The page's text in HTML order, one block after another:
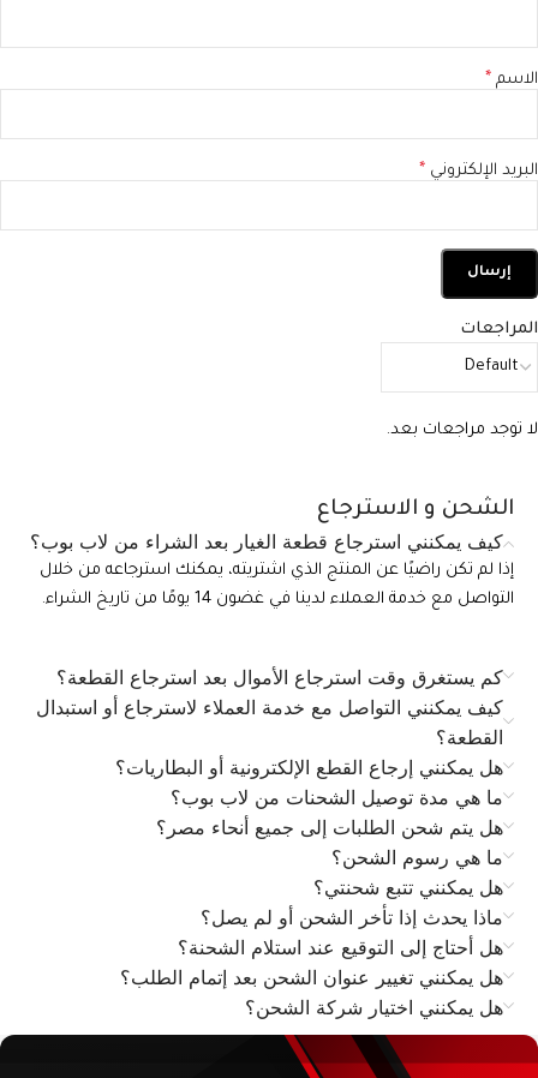
المراجعات
لا توجد مراجعات بعد.
الاسم *
البريد الإلكتروني *
الشحن و الاسترجاع
كيف يمكنني استرجاع قطعة الغيار بعد الشراء من لاب بوب؟
إذا لم تكن راضيًا عن المنتج الذي اشتريته، يمكنك استرجاعه من خلال
التواصل مع خدمة العملاء لدينا في غضون 14 يومًا من تاريخ الشراء.
كم يستغرق وقت استرجاع الأموال بعد استرجاع القطعة؟
كيف يمكنني التواصل مع خدمة العملاء لاسترجاع أو استبدال
القطعة؟
هل يمكنني إرجاع القطع الإلكترونية أو البطاريات؟
ما هي مدة توصيل الشحنات من لاب بوب؟
هل يتم شحن الطلبات إلى جميع أنحاء مصر؟
ما هي رسوم الشحن؟
هل يمكنني تتبع شحنتي؟
ماذا يحدث إذا تأخر الشحن أو لم يصل؟
هل أحتاج إلى التوقيع عند استلام الشحنة؟
هل يمكنني تغيير عنوان الشحن بعد إتمام الطلب؟
هل يمكنني اختيار شركة الشحن؟